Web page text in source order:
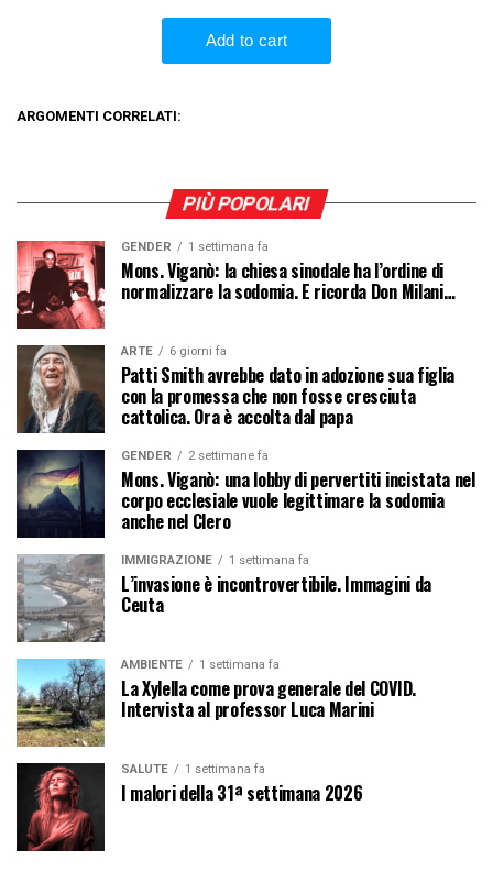
ARGOMENTI CORRELATI:
PIÙ POPOLARI
GENDER 1 settimana fa
Mons. Viganò: la chiesa sinodale ha l’ordine di
normalizzare la sodomia. E ricorda Don Milani…
ARTE 6 giorni fa
Patti Smith avrebbe dato in adozione sua figlia
con la promessa che non fosse cresciuta
cattolica. Ora è accolta dal papa
GENDER 2 settimane fa
Mons. Viganò: una lobby di pervertiti incistata nel
corpo ecclesiale vuole legittimare la sodomia
anche nel Clero
IMMIGRAZIONE 1 settimana fa
L’invasione è incontrovertibile. Immagini da
Ceuta
AMBIENTE 1 settimana fa
La Xylella come prova generale del COVID.
Intervista al professor Luca Marini
SALUTE 1 settimana fa
I malori della 31ª settimana 2026